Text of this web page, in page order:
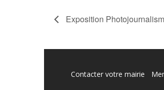
Exposition
Contacter votre mairie